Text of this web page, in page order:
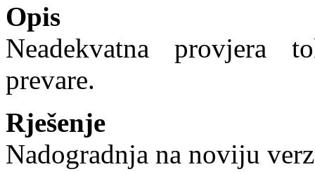
Opis
Neadekvatna provjera
prevare.
Rješenje
Nadogradnja na noviju